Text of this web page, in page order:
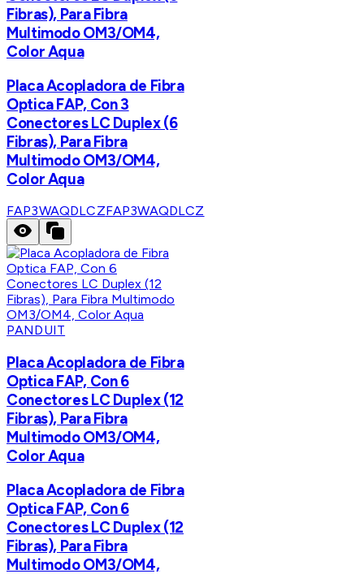
Fibras), Para Fibra
Multimodo OM3/OM4,
Color Aqua
Placa Acopladora de Fibra
Optica FAP, Con 3
Conectores LC Duplex (6
Fibras), Para Fibra
Multimodo OM3/OM4,
Color Aqua
FAP3WAQDLCZFAP3WAQDLCZ
PANDUIT
Placa Acopladora de Fibra
Optica FAP, Con 6
Conectores LC Duplex (12
Fibras), Para Fibra
Multimodo OM3/OM4,
Color Aqua
Placa Acopladora de Fibra
Optica FAP, Con 6
Conectores LC Duplex (12
Fibras), Para Fibra
Multimodo OM3/OM4,